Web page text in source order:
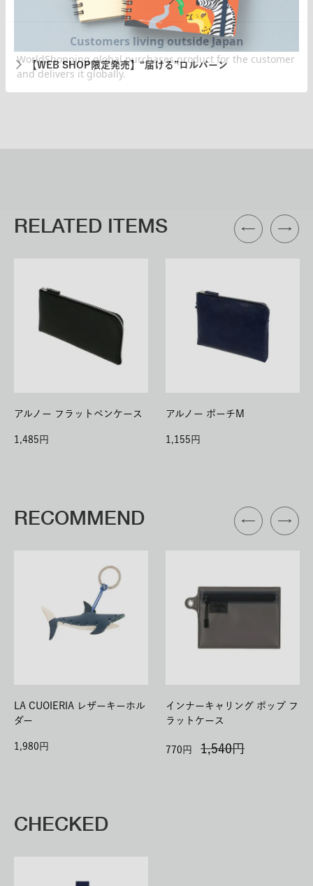
【WEB SHOP限定発売】“届ける”ロルバーン
RELATED ITEMS
アルノー フラットペンケース
1,485
アルノー ポーチM
1,155
RECOMMEND
LA CUOIERIA レザーキーホル
ダー
1,980
インナーキャリング ポップ フ
ラットケース
1,540
770
CHECKED